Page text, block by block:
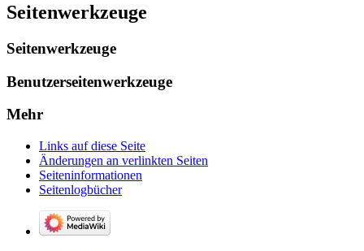
Seitenwerkzeuge
Seitenwerkzeuge
Benutzerseitenwerkzeuge
Mehr
Links auf diese Seite
Änderungen an verlinkten Seiten
Seiten­­informationen
Seitenlogbücher